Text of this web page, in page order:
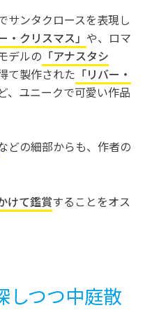
サンタクロースを表現し
・クリスマス」 や、ロマ
デルの 「アナスタシ
て製作された 「リバー・
、ユニークで可愛い作品
どの細部からも、作者の
けて鑑賞することをオス
しつつ中庭散